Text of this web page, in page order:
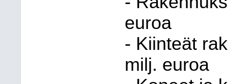
euroa
- Kiinteät
milj. euroa